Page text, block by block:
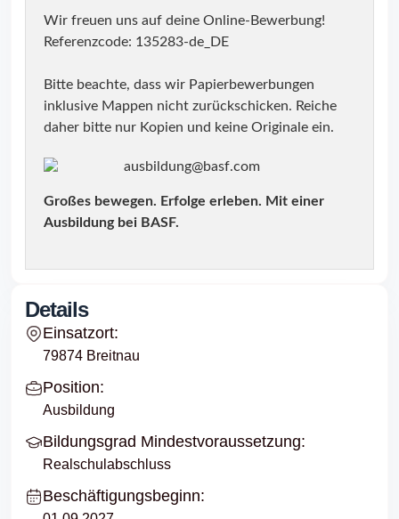
Wir freuen uns auf deine Online-Bewerbung!
Referenzcode: 135283-de_DE
Bitte beachte, dass wir Papierbewerbungen
inklusive Mappen nicht zurückschicken. Reiche
daher bitte nur Kopien und keine Originale ein.
ausbildung@basf.com
Großes bewegen. Erfolge erleben. Mit einer
Ausbildung bei BASF.
Details
Einsatzort:
79874 Breitnau
Position:
Ausbildung
Bildungsgrad Mindestvoraussetzung:
Realschulabschluss
Beschäftigungsbeginn: